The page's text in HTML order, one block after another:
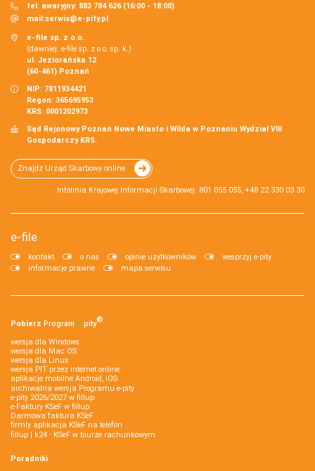
tel. awaryjny: 883 784 626 (16:00 - 18:00)
mail:serwis@e-pity.pl
e-file sp. z o.o.
(dawniej: e-file sp. z o.o. sp. k.)
ul. Jeziorańska 12
(60-461) Poznań
NIP: 7811934421
Regon: 365695953
KRS: 0001202973
Sąd Rejonowy Poznań Nowe Miasto i Wilda w Poznaniu Wydział VIII
Gospodarczy KRS.
Znajdź Urząd Skarbowy online
Infolinia Krajowej Informacji Skarbowej: 801 055 055, +48 22 330 03 30
e-file
kontakt o nas opinie użytkowników
wesprzyj e-pity
informacje prawne
mapa serwisu
Pobierz Program e‑pity®
wersja dla Windows
wersja dla Mac OS
wersja dla Linux
wersja PIT przez internet online
aplikacje mobilne Android, iOS
archiwalna wersja Programu e-pity
e-pity 2026/2027 w fillup
e‑Faktury KSeF w fillup
Darmowa faktura KSeF
firmly aplikacja KSeF na telefon
fillup | k24 - KSeF w biurze rachunkowym
Poradniki